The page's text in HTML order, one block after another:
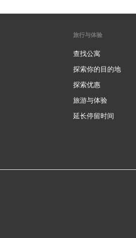
旅行与体验
查找公寓
探索你的目的地
探索优惠
旅游与体验
延长停留时间